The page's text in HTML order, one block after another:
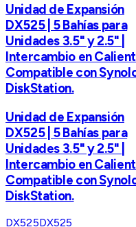
Unidad de Expansión
DX525 | 5 Bahías para
Unidades 3.5" y 2.5" |
Intercambio en
Compatible con
DiskStation.
Unidad de Expansión
DX525 | 5 Bahías para
Unidades 3.5" y 2.5" |
Intercambio en
Compatible con
DiskStation.
DX525DX525